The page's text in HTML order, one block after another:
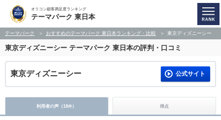
オリコン顧客満足度ランキング
テーマパーク 東日本
テーマパーク おすすめのテーマパーク 東日本ランキング・比較 東京ディズニーシー
東京ディズニーシー テーマパーク 東日本の評判・口コミ
東京ディズニーシー 公式サイト
利用者の声（18件） 得点